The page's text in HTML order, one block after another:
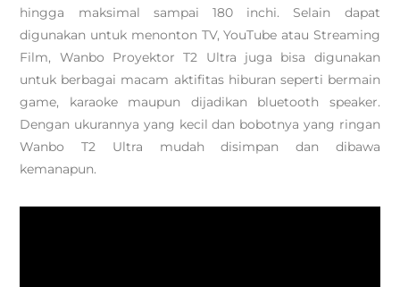
hingga maksimal sampai 180 inchi. Selain dapat
digunakan untuk menonton TV, YouTube atau Streaming
Film, Wanbo Proyektor T2 Ultra juga bisa digunakan
untuk berbagai macam aktifitas hiburan seperti bermain
game, karaoke maupun dijadikan bluetooth speaker.
Dengan ukurannya yang kecil dan bobotnya yang ringan
Wanbo T2 Ultra mudah disimpan dan dibawa
kemanapun.